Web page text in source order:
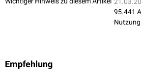
95.441
Empfehlung